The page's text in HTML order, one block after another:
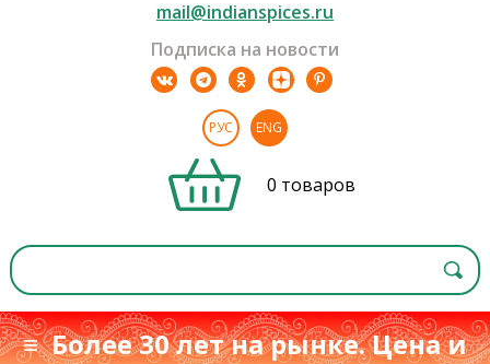
mail@indianspices.ru
Подписка на новости
РУС ENG
0 товаров
≡ Более 30 лет на рынке. Цена и